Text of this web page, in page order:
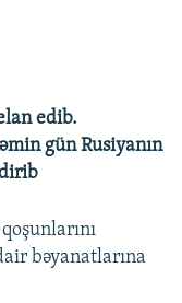
edib.
gün Rusiyanın
bəyanatlarına